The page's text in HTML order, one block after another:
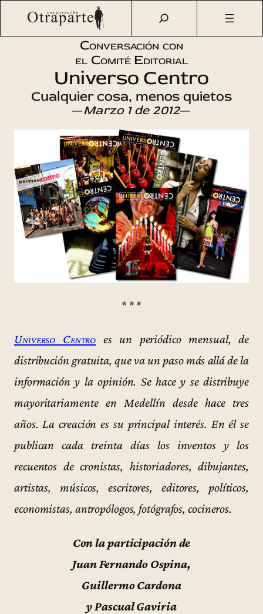
Saltar
Otraparte.org /Agenda Cultural Literatura
Universo
Conversación con
el Comité Editorial
Universo Centro
Cualquier cosa, menos quietos
—Marzo 1 de 2012—
* * *
Universo Centro es un periódico mensual, de
distribución gratuita, que va un paso más allá de la
información y la opinión. Se hace y se distribuye
mayoritariamente en Medellín desde hace tres
años. La creación es su principal interés. En él se
publican cada treinta días los inventos y los
recuentos de cronistas, historiadores, dibujantes,
artistas, músicos, escritores, editores, políticos,
economistas, antropólogos, fotógrafos, cocineros.
Con la participación de
Juan Fernando Ospina,
Guillermo Cardona
y Pascual Gaviria